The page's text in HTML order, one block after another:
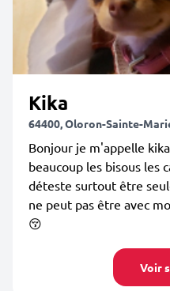
Kika
64400, Oloron-Sainte-
Bonjour je m'appelle
beaucoup les bisous les
déteste surtout être
ne peut pas être avec
😚
Voir